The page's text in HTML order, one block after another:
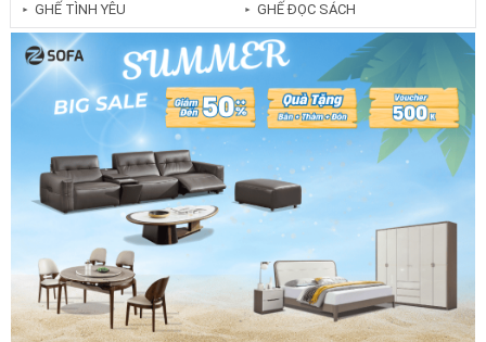
► GHẾ TÌNH YÊU ► GHẾ ĐỌC SÁCH